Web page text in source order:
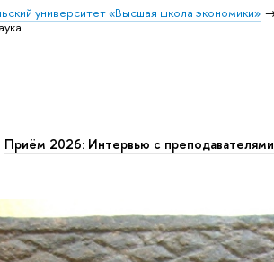
университет «Высшая школа экономики»
Приём 2026: Интервью с преподавателями